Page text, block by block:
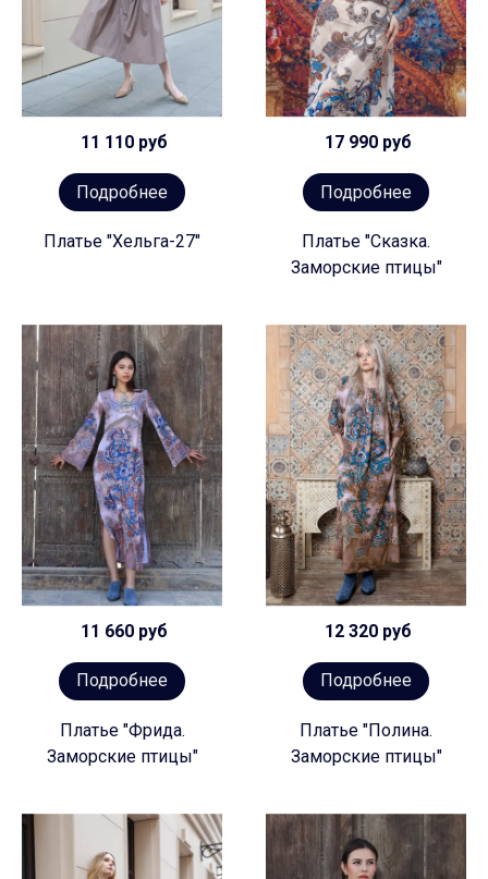
11 110 руб
Подробнее
Платье "Хельга-27"
17 990 руб
Подробнее
Платье "Сказка.
Заморские птицы"
11 660 руб
Подробнее
Платье "Фрида.
Заморские птицы"
12 320 руб
Подробнее
Платье "Полина.
Заморские птицы"